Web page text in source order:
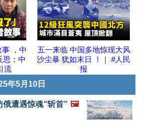
，中
思；中
流
五一来临 中国多地惊现大风
沙尘暴 犹如末日 ！｜ #人民
报
年5月10日
遭遇惊魂“斩首” 🖼️